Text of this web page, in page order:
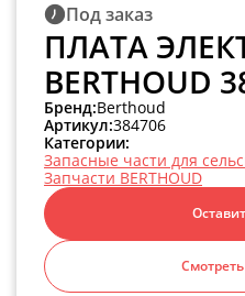
Под заказ
ПЛАТА
BERTHOUD
Бренд:Berthoud
Артикул:384706
Категории:
Запасные части для
Запчасти BERTHOUD